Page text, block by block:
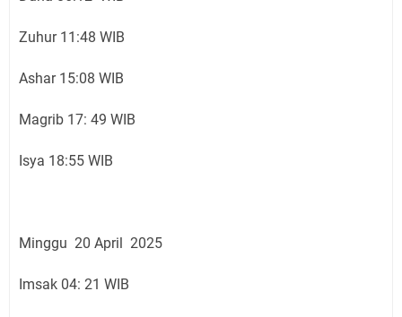
Zuhur 11:48 WIB
Ashar 15:08 WIB
Magrib 17: 49 WIB
Isya 18:55 WIB
Minggu 20 April 2025
Imsak 04: 21 WIB